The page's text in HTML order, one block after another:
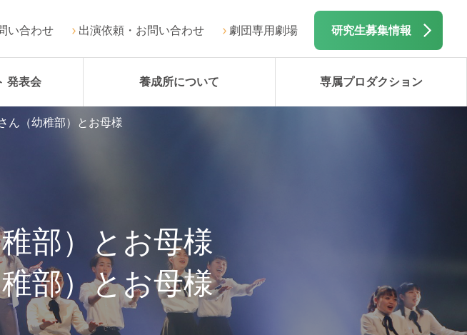
い合わせ 出演依頼・お問い合わせ 劇団専用劇場 研究生募集情報
発表会 養成所について 専属プロダクション
部）とお母様
部）とお母様
ん（幼稚部）とお母様